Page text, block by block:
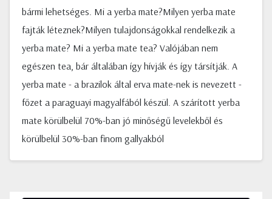
bármi lehetséges. Mi a yerba mate?Milyen yerba mate
fajták léteznek?Milyen tulajdonságokkal rendelkezik a
yerba mate? Mi a yerba mate tea? Valójában nem
egészen tea, bár általában így hívják és így társítják. A
yerba mate - a brazilok által erva mate-nek is nevezett -
főzet a paraguayi magyalfából készül. A szárított yerba
mate körülbelül 70%-ban jó minőségű levelekből és
körülbelül 30%-ban finom gallyakból